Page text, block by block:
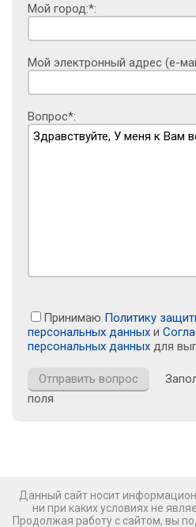
Мой город:*:
Мой электронный адрес (е-
Вопрос*:
Принимаю Политику
персональных данных и
персональных данных для
поля
Данный сайт носит
ни при каких условиях не
Продолжая работу с сайтом, вы